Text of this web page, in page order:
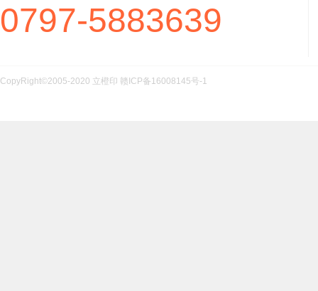
0797-5883639
CopyRight©2005-2020 立橙印 赣ICP备16008145号-1